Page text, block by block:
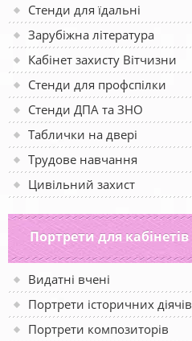
Стенди для їдальні
Зарубіжна література
Кабінет захисту Вітчизни
Стенди для профспілки
Стенди ДПА та ЗНО
Таблички на двері
Трудове навчання
Цивільний захист
Портрети для кабінетів
Видатні вчені
Портрети історичних діячів
Портрети композиторів